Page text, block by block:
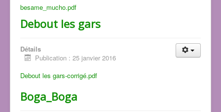
besame_mucho.pdf
Debout les gars
Détails
Publication : 25 janvier 2016
Debout les gars-corrigé.pdf
Boga_Boga